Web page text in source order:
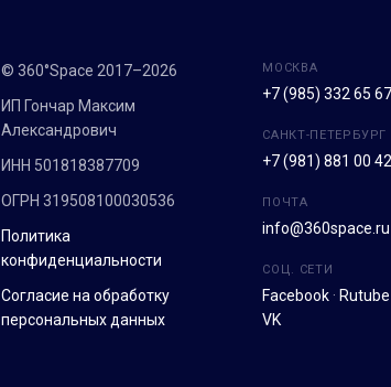
© 360°Space 2017–2026
ИП Гончар Максим
Александрович
ИНН 501818387709
ОГРН 319508100030536
Политика
конфиденциальности
Согласие на обработку
персональных данных
МОСКВА
+7 (985) 332 65 67
САНКТ-ПЕТЕРБУРГ
+7 (981) 881 00 42
ПОЧТА
info@360space.ru
СОЦ. СЕТИ
Facebook · Rutube
VK